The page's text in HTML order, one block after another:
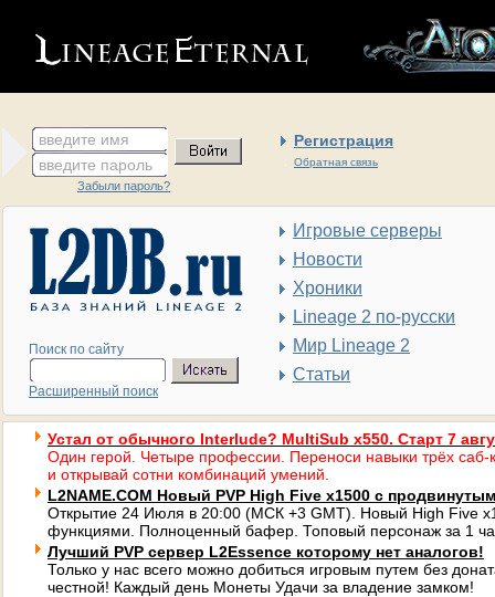
введите имя Регистрация
Обратная связь
введите пароль
Забыли пароль?
Поиск по сайту
Расширенный поиск
Игровые серверы
Новости
Хроники
Lineage 2 по-русски
Мир Lineage 2
Статьи
Устал от обычного Interlude? MultiSub x550. Старт 7
Один герой. Четыре профессии. Переноси навыки трёх саб-
и открывай сотни комбинаций умений.
L2NAME.COM Новый PVP High Five x1500 с
Открытие 24 Июля в 20:00 (МСК +3 GMT). Новый High Five
функциями. Полноценный бафер. Топовый персонаж за 1
Лучший PVP сервер L2Essence которому нет аналогов!
Только у нас всего можно добиться игровым путем без
честной! Каждый день Монеты Удачи за владение замком!